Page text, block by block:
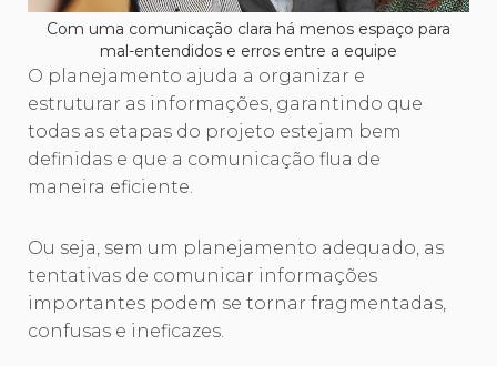
Com uma comunicação clara há menos espaço para
mal-entendidos e erros entre a equipe
O planejamento ajuda a organizar e
estruturar as informações, garantindo que
todas as etapas do projeto estejam bem
definidas e que a comunicação flua de
maneira eficiente.
Ou seja, sem um planejamento adequado, as
tentativas de comunicar informações
importantes podem se tornar fragmentadas,
confusas e ineficazes.